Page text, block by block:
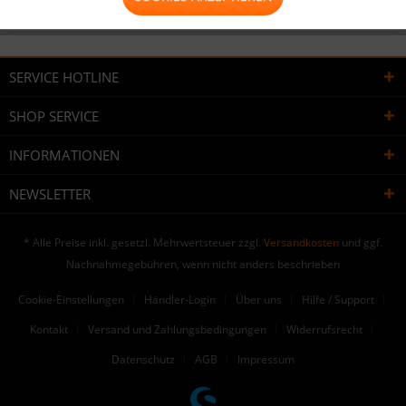
Bewertungen lesen, schreiben und diskutieren...
SERVICE HOTLINE
SHOP SERVICE
INFORMATIONEN
NEWSLETTER
* Alle Preise inkl. gesetzl. Mehrwertsteuer zzgl. Versandkosten und ggf.
Nachnahmegebühren, wenn nicht anders beschrieben
Cookie-Einstellungen Händler-Login Über uns
Hilfe / Support
Kontakt
Versand und Zahlungsbedingungen
Widerrufsrecht
Datenschutz
AGB Impressum